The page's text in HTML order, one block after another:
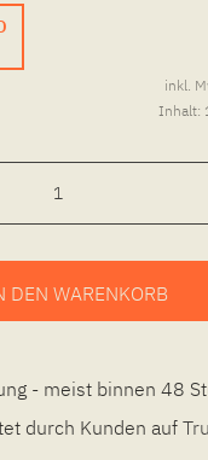
inkl.
Inhalt:
DEN WARENKORB
- meist binnen 48
durch Kunden auf